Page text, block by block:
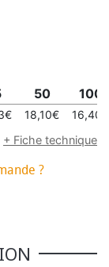
besoin
50
100
18,10€
16,40€
+ Fiche technique
?